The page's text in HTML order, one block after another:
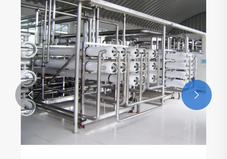
 